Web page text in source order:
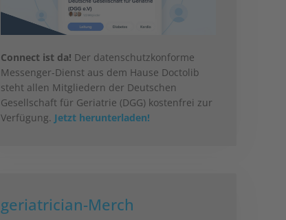
Connect ist da! Der datenschutzkonforme
Messenger-Dienst aus dem Hause Doctolib
steht allen Mitgliedern der Deutschen
Gesellschaft für Geriatrie (DGG) kostenfrei zur
Verfügung. Jetzt herunterladen!
geriatrician-Merch